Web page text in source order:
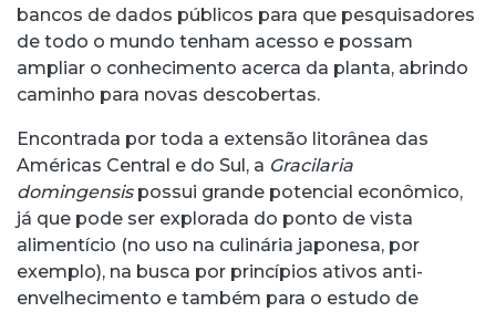
bancos de dados públicos para que pesquisadores
de todo o mundo tenham acesso e possam
ampliar o conhecimento acerca da planta, abrindo
caminho para novas descobertas.
Encontrada por toda a extensão litorânea das
Américas Central e do Sul, a Gracilaria
domingensispossui grande potencial econômico,
já que pode ser explorada do ponto de vista
alimentício (no uso na culinária japonesa, por
exemplo), na busca por princípios ativos anti-
envelhecimento e também para o estudo de